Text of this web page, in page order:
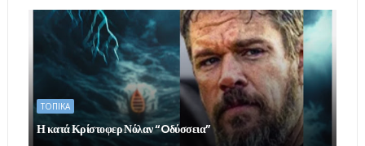
ΤΟΠΙΚΑ
Η κατά Κρίστοφερ Νόλαν “Oδύσσεια”